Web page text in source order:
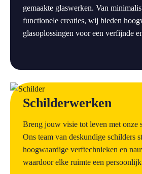
gemaakte glaswerken. Van
functionele creaties, wij bieden
glasoplossingen voor een verfijnde
Schilderwerken
Breng jouw visie tot leven met onze
Ons team van deskundige schilders
hoogwaardige verftechnieken en
waardoor elke ruimte een
a